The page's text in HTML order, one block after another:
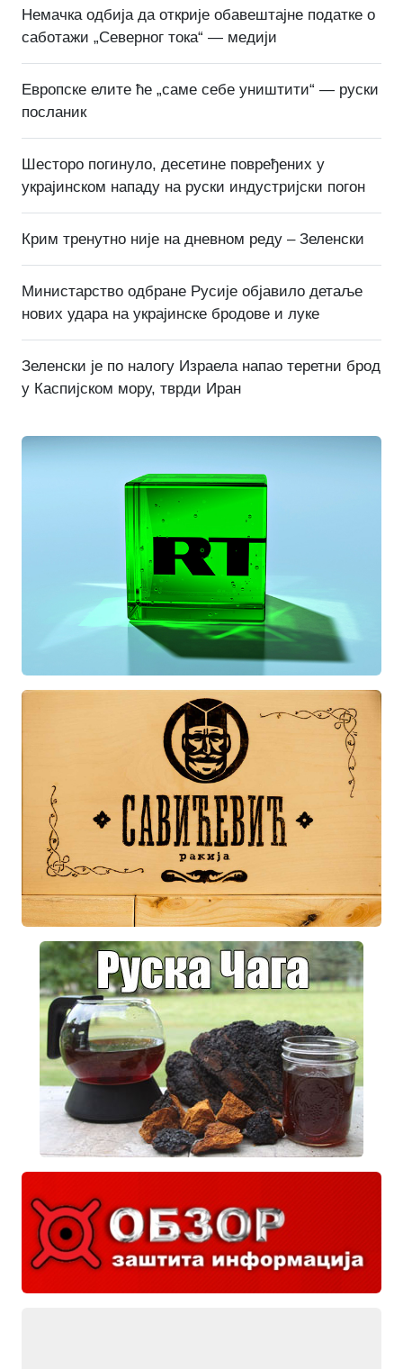
Немачка одбија да открије обавештајне податке о
саботажи „Северног тока“ — медији
Европске елите ће „саме себе уништити“ — руски
посланик
Шесторо погинуло, десетине повређених у
украјинском нападу на руски индустријски погон
Крим тренутно није на дневном реду – Зеленски
Министарство одбране Русије објавило детаље
нових удара на украјинске бродове и луке
Зеленски је по налогу Израела напао теретни брод
у Каспијском мору, тврди Иран